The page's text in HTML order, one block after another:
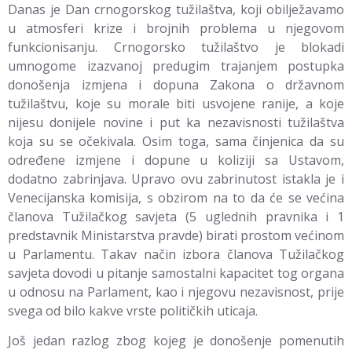
Danas je Dan crnogorskog tužilaštva, koji obilježavamo
u atmosferi krize i brojnih problema u njegovom
funkcionisanju. Crnogorsko tužilaštvo je blokadi
umnogome izazvanoj predugim trajanjem postupka
donošenja izmjena i dopuna Zakona o državnom
tužilaštvu, koje su morale biti usvojene ranije, a koje
nijesu donijele novine i put ka nezavisnosti tužilaštva
koja su se očekivala. Osim toga, sama činjenica da su
određene izmjene i dopune u koliziji sa Ustavom,
dodatno zabrinjava. Upravo ovu zabrinutost istakla je i
Venecijanska komisija, s obzirom na to da će se većina
članova Tužilačkog savjeta (5 uglednih pravnika i 1
predstavnik Ministarstva pravde) birati prostom većinom
u Parlamentu. Takav način izbora članova Tužilačkog
savjeta dovodi u pitanje samostalni kapacitet tog organa
u odnosu na Parlament, kao i njegovu nezavisnost, prije
svega od bilo kakve vrste političkih uticaja.
Još jedan razlog zbog kojeg je donošenje pomenutih